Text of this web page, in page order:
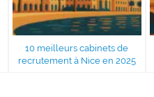
10 meilleurs cabinets de
recrutement à Nice en 2025